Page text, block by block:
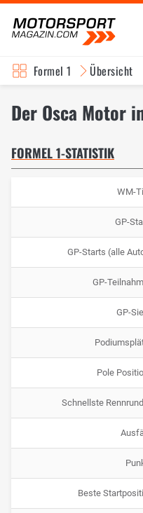
Formel 1 Übersicht
Der Osca Motor
FORMEL 1-STATISTIK
WM-
GP-
GP-Starts (alle
GP-
GP-
Pole
Schnellste
Beste